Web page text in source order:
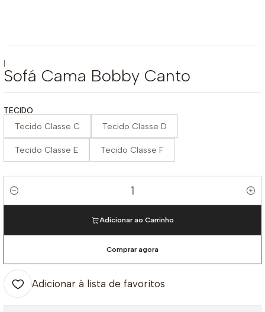
|
Sofá Cama Bobby Canto
TECIDO
Tecido Classe C Tecido Classe D
Tecido Classe E Tecido Classe F
Quantidade
Adicionar ao Carrinho
Comprar agora
Adicionar à lista de favoritos